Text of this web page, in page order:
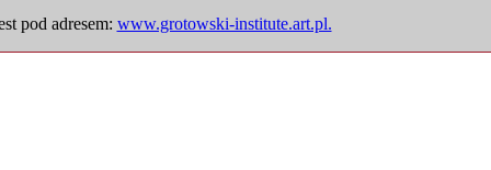
pod adresem: www.grotowski-institute.art.pl.